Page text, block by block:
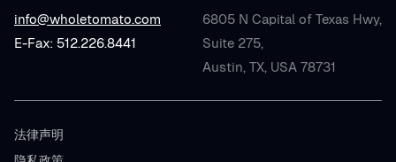
info@wholetomato.com
E-Fax: 512.226.8441
6805 N Capital of Texas Hwy,
Suite 275,
Austin, TX, USA 78731
法律声明